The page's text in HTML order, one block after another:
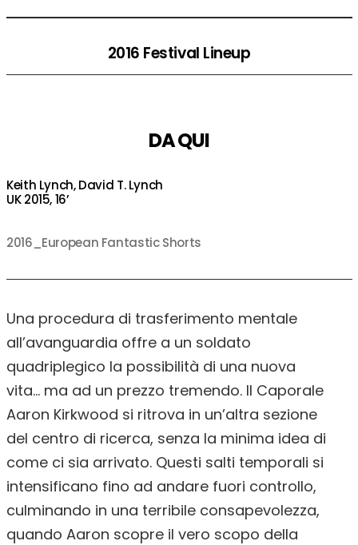
2016 Festival Lineup
DA QUI
Keith Lynch, David T. Lynch
UK 2015, 16’
2016_European Fantastic Shorts
Una procedura di trasferimento mentale
all’avanguardia offre a un soldato
quadriplegico la possibilità di una nuova
vita… ma ad un prezzo tremendo. Il Caporale
Aaron Kirkwood si ritrova in un’altra sezione
del centro di ricerca, senza la minima idea di
come ci sia arrivato. Questi salti temporali si
intensificano fino ad andare fuori controllo,
culminando in una terribile consapevolezza,
quando Aaron scopre il vero scopo della